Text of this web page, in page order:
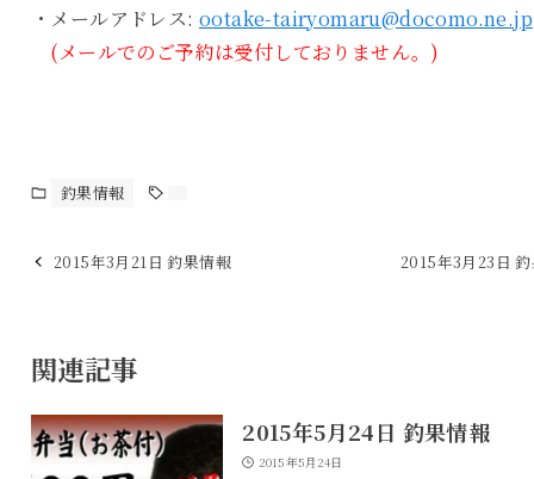
・メールアドレス: ootake-tairyomaru@docomo.ne.jp
(メールでのご予約は受付しておりません。)
釣果情報
2015年3月21日 釣果情報 2015年3月23日
関連記事
2015年5月24日 釣果情報
2015年5月24日